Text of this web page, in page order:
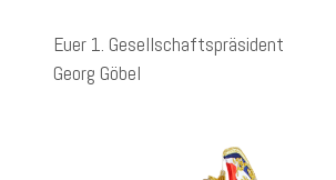
Euer 1. Gesellschaftspräsident
Georg Göbel